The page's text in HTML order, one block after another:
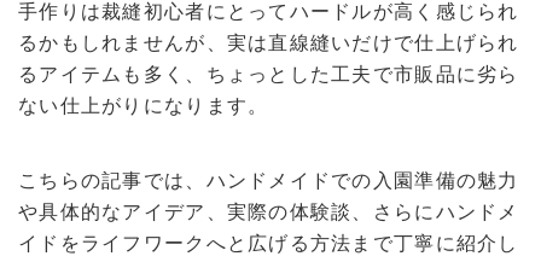
手作りは裁縫初心者にとってハードルが高く感じられ
るかもしれませんが、実は直線縫いだけで仕上げられ
るアイテムも多く、ちょっとした工夫で市販品に劣ら
ない仕上がりになります。
こちらの記事では、ハンドメイドでの入園準備の魅力
や具体的なアイデア、実際の体験談、さらにハンドメ
イドをライフワークへと広げる方法まで丁寧に紹介し